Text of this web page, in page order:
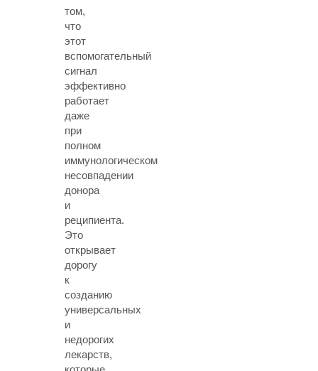
том,
что
этот
вспомогательный
сигнал
эффективно
работает
даже
при
полном
иммунологическом
несовпадении
донора
и
реципиента.
Это
открывает
дорогу
к
созданию
универсальных
и
недорогих
лекарств,